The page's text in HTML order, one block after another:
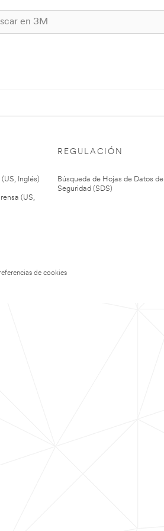
Inglés)
(US,
REGULACIÓN
Búsqueda de Hojas de Datos de
Seguridad (SDS)
de cookies